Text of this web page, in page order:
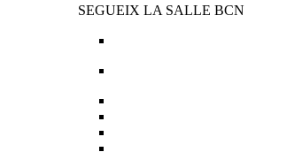
SEGUEIX LA SALLE BCN